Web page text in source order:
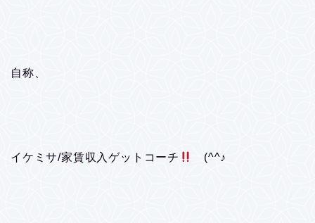
自称、
イケミサ/家賃収入ゲットコーチ (^^♪